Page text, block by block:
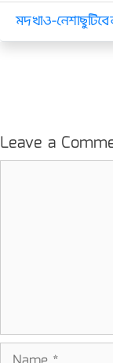
মদখাও-
Leave a
Name